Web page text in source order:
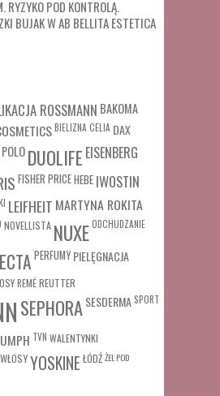
RYZYKO POD KONTROLĄ.
BUJAK W AB BELLITA ESTETICA
ROSSMANN BAKOMA
BIELIZNACELIA DAX
DUOLIFE EISENBERG
FISHER PRICEHEBE IWOSTIN
LEIFHEIT MARTYNA ROKITA
NOVELLISTA NUXEODCHUDZANIE
PERFUMY PIELĘGNACJA
REMÉREUTTER
SEPHORASESDERMA SPORT
TVN WALENTYNKI
WŁOSYYOSKINE ŁÓDŹŻEL POD